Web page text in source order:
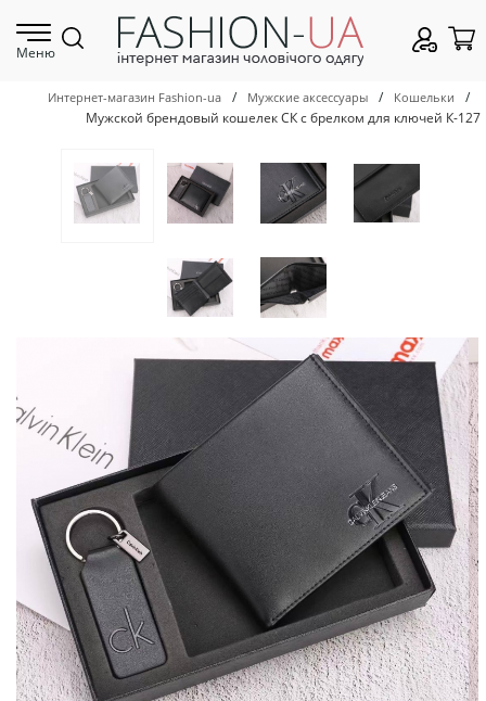
Меню
Интернет-магазин Fashion-ua / Мужские аксессуары / Кошельки
/
Мужской брендовый кошелек СК с брелком для ключей К-127